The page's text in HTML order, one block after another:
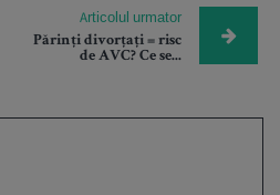
Articolul urmator
Părinți divorțați = risc
de AVC? Ce se...